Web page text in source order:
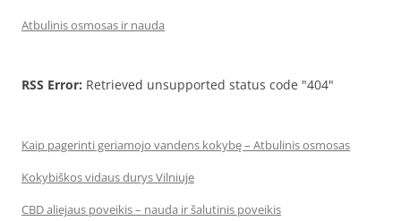
Atbulinis osmosas ir nauda
RSS Error: Retrieved unsupported status code "404"
Kaip pagerinti geriamojo vandens kokybę – Atbulinis osmosas
Kokybiškos vidaus durys Vilniuje
CBD aliejaus poveikis – nauda ir šalutinis poveikis